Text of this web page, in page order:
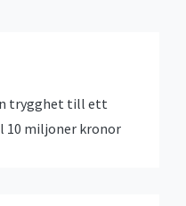
trygghet till ett
10 miljoner kronor